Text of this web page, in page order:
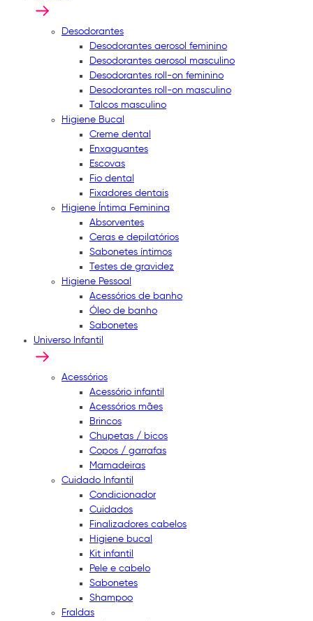
Desodorantes
Desodorantes aerosol feminino
Desodorantes aerosol masculino
Desodorantes roll-on feminino
Desodorantes roll-on masculino
Talcos masculino
Higiene Bucal
Creme dental
Enxaguantes
Escovas
Fio dental
Fixadores dentais
Higiene Íntima Feminina
Absorventes
Ceras e depilatórios
Sabonetes íntimos
Testes de gravidez
Higiene Pessoal
Acessórios de banho
Óleo de banho
Sabonetes
Universo Infantil
Acessórios
Acessório infantil
Acessórios mães
Brincos
Chupetas / bicos
Copos / garrafas
Mamadeiras
Cuidado Infantil
Condicionador
Cuidados
Finalizadores cabelos
Higiene bucal
Kit infantil
Pele e cabelo
Sabonetes
Shampoo
Fraldas